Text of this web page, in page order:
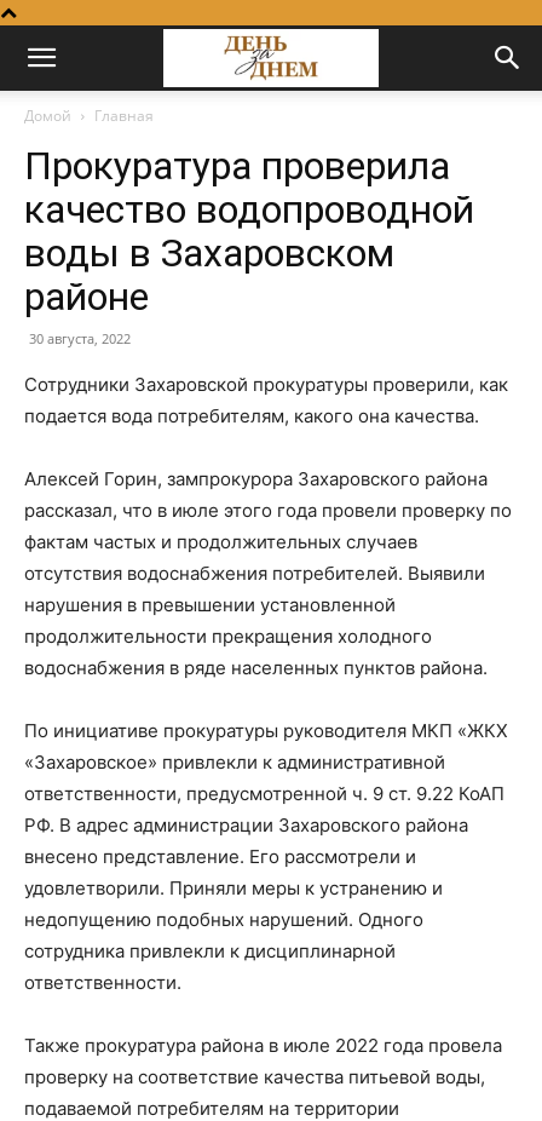
Домой Главная
Прокуратура проверила
качество водопроводной
воды в Захаровском
районе
30 августа, 2022
Сотрудники Захаровской прокуратуры проверили, как
подается вода потребителям, какого она качества.
Алексей Горин, зампрокурора Захаровского района
рассказал, что в июле этого года провели проверку по
фактам частых и продолжительных случаев
отсутствия водоснабжения потребителей. Выявили
нарушения в превышении установленной
продолжительности прекращения холодного
водоснабжения в ряде населенных пунктов района.
По инициативе прокуратуры руководителя МКП «ЖКХ
«Захаровское» привлекли к административной
ответственности, предусмотренной ч. 9 ст. 9.22 КоАП
РФ. В адрес администрации Захаровского района
внесено представление. Его рассмотрели и
удовлетворили. Приняли меры к устранению и
недопущению подобных нарушений. Одного
сотрудника привлекли к дисциплинарной
ответственности.
Также прокуратура района в июле 2022 года провела
проверку на соответствие качества питьевой воды,
подаваемой потребителям на территории